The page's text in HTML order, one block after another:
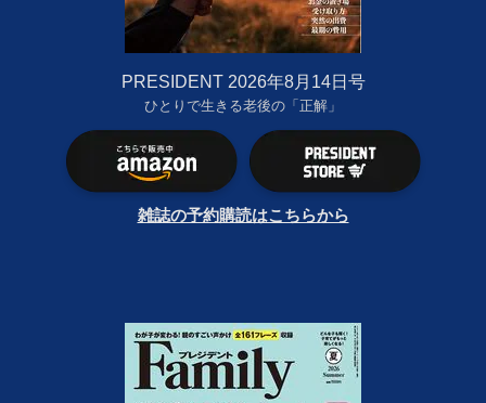
PRESIDENT 2026年8月14日号
ひとりで生きる老後の「正解」
雑誌の予約購読はこちらから